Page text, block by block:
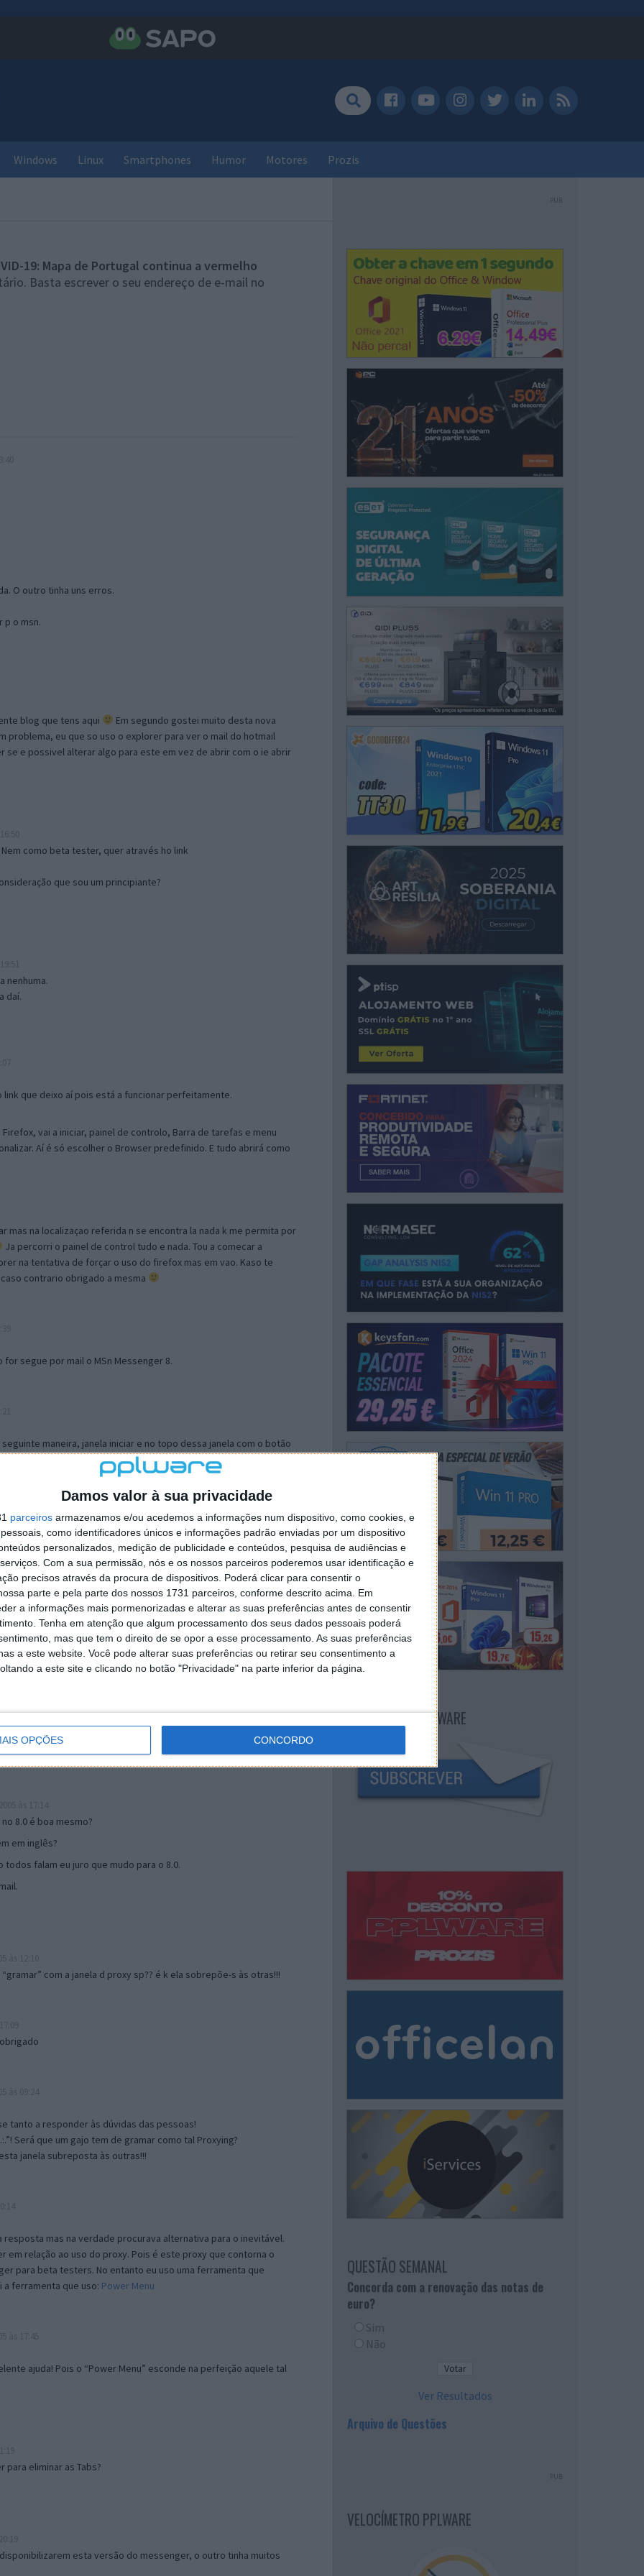
Damos valor à sua privacidade
parceiros armazenamos e/ou acedemos a informações num dispositivo, como cookies, e
como identificadores únicos e informações padrão enviadas por um dispositivo
personalizados, medição de publicidade e conteúdos, pesquisa de audiências e
Com a sua permissão, nós e os nossos parceiros poderemos usar identificação e
precisos através da procura de dispositivos. Poderá clicar para consentir o
parte e pela parte dos nossos 1731 parceiros, conforme descrito acima. Em
a informações mais pormenorizadas e alterar as suas preferências antes de consentir
Tenha em atenção que algum processamento dos seus dados pessoais poderá
mas que tem o direito de se opor a esse processamento. As suas preferências
a este website. Você pode alterar suas preferências ou retirar seu consentimento a
a este site e clicando no botão "Privacidade" na parte inferior da página.
OPÇÕES CONCORDO
Windows Linux Smartphones Humor Motores Prozis
19: Mapa de Portugal continua a vermelho
Basta escrever o seu endereço de e-mail no
O outro tinha uns erros.
p o msn.
blog que tens aqui
Em segundo gostei muito desta nova
problema, eu que so uso o explorer para ver o mail do hotmail
se e possivel alterar algo para este em vez de abrir com o ie abrir
como beta tester, quer através ho link
que sou um principiante?
nenhuma.
daí.
que deixo aí pois está a funcionar perfeitamente.
vai a iniciar, painel de controlo, Barra de tarefas e menu
Aí é só escolher o Browser predefinido. E tudo abrirá como
mas na localizaçao referida n se encontra la nada k me permita por
Ja percorri o painel de control tudo e nada. Tou a comecar a
na tentativa de forçar o uso do firefox mas em vao. Kaso te
contrario obrigado a mesma
for segue por mail o MSn Messenger 8.
maneira, janela iniciar e no topo dessa janela com o botão
separador Menu ‘Iniciar’ clica no botão ‘Personalizar’ aí
escolheres o Browser com que queres navegar e o gestor de
ao teu Firefox e nas ferramentas ou tools escolhes ‘Opções’ ou
e logo perto do fim encontras um local para colocares um visto
é o browser predefinido.
mail algum.
17:00
8.0 é boa mesmo?
em inglês?
falam eu juro que mudo para o 8.0.
com a janela d proxy sp?? é k ela sobrepõe-s às otras!!!
tanto a responder às dúvidas das pessoas!
Será que um gajo tem de gramar como tal Proxying?
janela subreposta às outras!!!
mas na verdade procurava alternativa para o inevitável.
em relação ao uso do proxy. Pois é este proxy que contorna o
para beta testers. No entanto eu uso uma ferramenta que
ferramenta que uso: Power Menu
ajuda! Pois o “Power Menu” esconde na perfeição aquele tal
para eliminar as Tabs?
esta versão do messenger, o outro tinha muitos
PUB
NEWSLETTER PPLWARE
QUESTÃO SEMANAL
Concorda com a renovação das notas de
euro?
Sim
Não
Ver Resultados
Arquivo de Questões
PUB
VELOCÍMETRO PPLWARE